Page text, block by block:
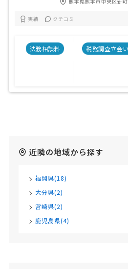
実績 クチコミ
法務相談料 税務調査立会
近隣の地域から探す
福岡県(18)
大分県(2)
宮崎県(2)
鹿児島県(4)